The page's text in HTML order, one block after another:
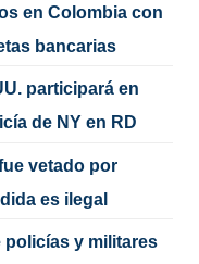
en Colombia con
bancarias
participará en
de NY en RD
vetado por
es ilegal
policías y militares